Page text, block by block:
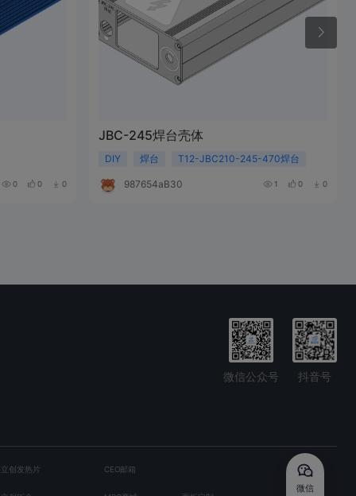
0 0 0
JBC-245焊台壳体
DIY 焊台 T12-JBC210-245-470焊台
987654aB304g 1 0 0
微信
微信公众号 抖音号
创发热片 CEO邮箱